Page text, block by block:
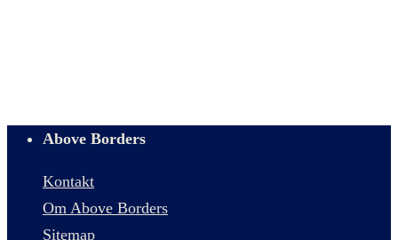
Above Borders
Kontakt
Om Above Borders
Sitemap